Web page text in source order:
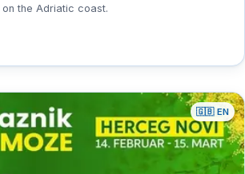
the Adriatic coast.
🇬🇧 EN